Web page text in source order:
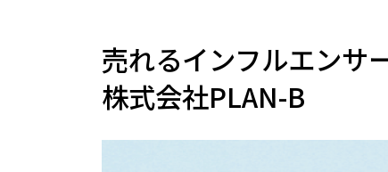
売れるインフルエンサ
株式会社PLAN-B